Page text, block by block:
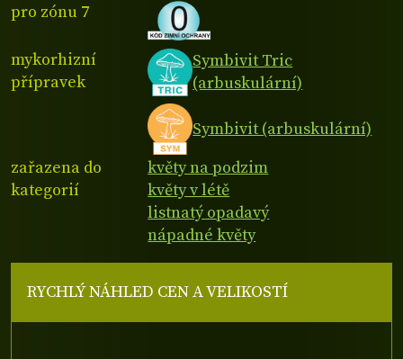
pro zónu 7
mykorhizní
přípravek
Symbivit Tric
(arbuskulární)
Symbivit (arbuskulární)
zařazena do
kategorií
květy na podzim
květy v létě
listnatý opadavý
nápadné květy
RYCHLÝ NÁHLED CEN A VELIKOSTÍ